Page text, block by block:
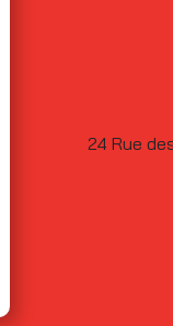
24 Rue